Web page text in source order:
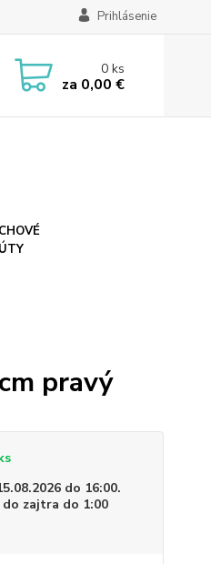
Prihlásenie
0ks
za 0,00 €
pravý
do 16:00.
zajtra do 1:00